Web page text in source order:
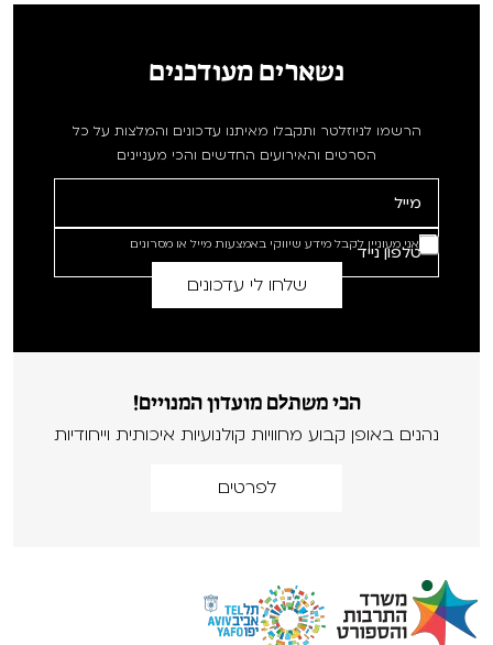
נשארים מעודכנים
הרשמו לניוזלטר ותקבלו מאיתנו עדכונים והמלצות על כל
הסרטים והאירועים החדשים והכי מעניינים
אני מעוניין לקבל מידע שיווקי באמצעות מייל או מסרונים
הכי משתלם מועדון המנויים!
נהנים באופן קבוע מחוויות קולנועיות איכותית וייחודיות
לפרטים